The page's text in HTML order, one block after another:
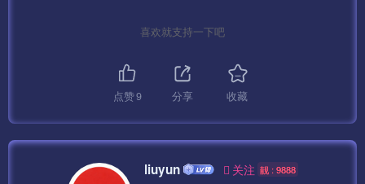
喜欢就支持一下吧
点赞9 分享 收藏
liuyun 关注 靓 : 9888